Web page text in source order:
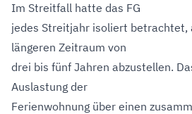
Im Streitfall hatte das FG
jedes Streitjahr isoliert betrachtet,
längeren Zeitraum von
drei bis fünf Jahren abzustellen.
Auslastung der
Ferienwohnung über einen